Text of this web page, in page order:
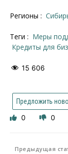
Регионы :
Теги : меры
кредиты для
15 606
Предложить
0 0
Предыдущая